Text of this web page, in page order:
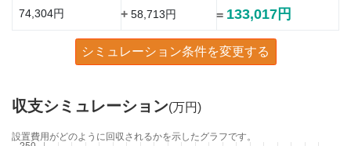
74,304円 +58,713円 = 133,017円
シミュレーション条件を変更する
収支シミュレーション(万円)
設置費用がどのように回収されるかを示したグラフです。